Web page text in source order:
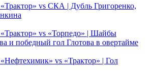
vs СКА | Дубль Григоренко,
vs «Торпедо» | Шайбы
и победный гол Глотова в овертайме
vs «Трактор» | Гол